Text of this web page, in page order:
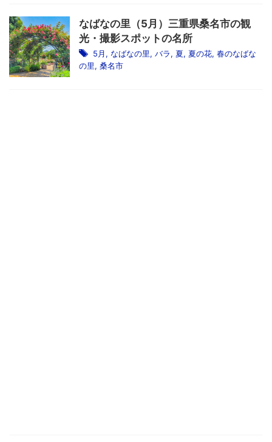
なばなの里（5月）三重県桑名市の観
光・撮影スポットの名所
5月, なばなの里, バラ, 夏, 夏の花, 春のなばな
の里, 桑名市